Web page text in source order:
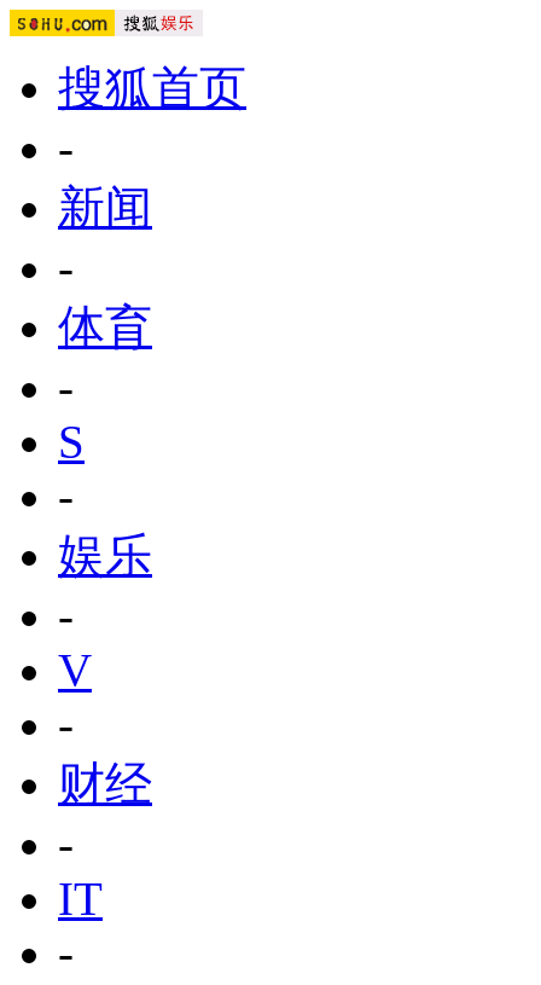
搜狐首页
-
新闻
-
体育
-
S
-
娱乐
-
V
-
财经
-
IT
-